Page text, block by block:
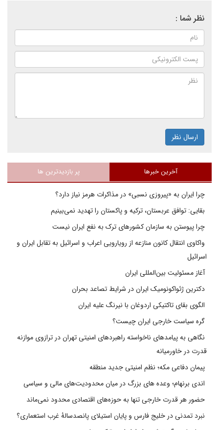
نظر شما :
ارسال نظر
آخرین خبرها پر بازدیدترین ها
چرا ایران به «پیروزی نسبی» در مذاکرات هرمز نیاز دارد؟
بقایی: توافق عربستان، ترکیه و پاکستان را تهدید نمی‌بینیم
چرا پیوستن به سازمان کشورهای ترک به نفع ایران نیست
واکاوی انتقال کانون منازعه از رویارویی اعراب و اسرائیل به تقابل ایران و
اسرائیل
آغاز مسئولیت بین‌المللی ایران
دکترین ژئواکونومیک ایران در شرایط تصاعد بحران
الگوی بقای تاکتیکی اردوغان با نیرنگ علیه ایران
گره سیاست خارجی ایران چیست؟
نگاهی به پیامدهای ناخواسته راهبردهای امنیتی تهران در ترازوی موازنه
قدرت در خاورمیانه
پیمان دفاعی مکه؛ نظم امنیتی جدید منطقه
اندی برنهام؛ وعده های بزرگ در میان محدودیت‌های مالی و سیاسی
حضور هر قدرت خارجی تنها به حوزه‌های اقتصادی محدود نمی‌ماند
نبرد تمدنی در خلیج فارس و پایان استیلای پانصدسالۀ غرب استعماری؟